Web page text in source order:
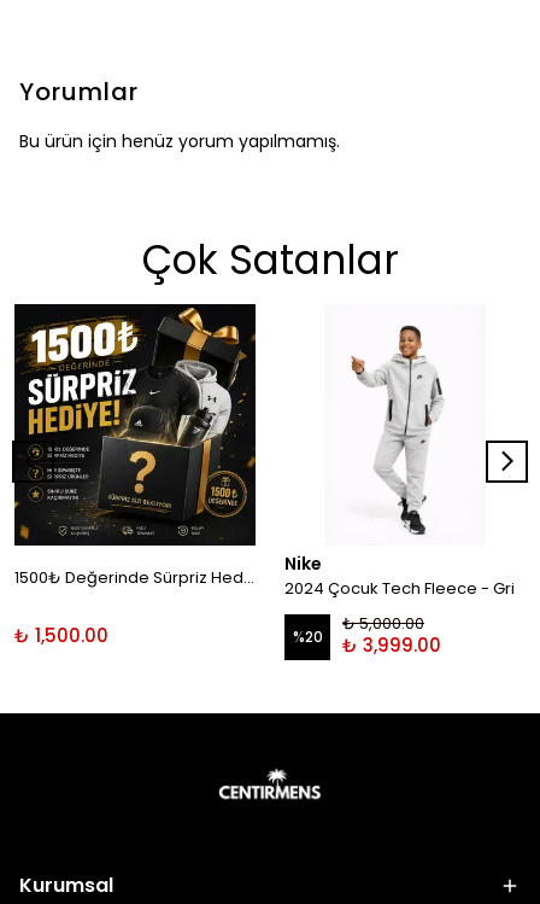
Yorumlar
Bu ürün için henüz yorum yapılmamış.
Çok Satanlar
1500₺ Değerinde Sürpriz Hediye!
₺ 1,500.00
Nike
2024 Çocuk Tech Fleece - Gri
%20
₺ 5,000.00
₺ 3,999.00
Kurumsal